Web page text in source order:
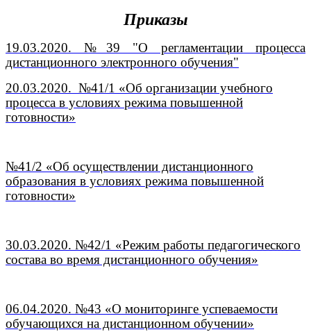
Приказы
19.03.2020. №39 "О регламентации процесса
дистанционного электронного обучения"
20.03.2020. №41/1 «Об организации учебного
процесса в условиях режима повышенной
готовности»
№41/2 «Об осуществлении дистанционного
образования в условиях режима повышенной
готовности»
30.03.2020. №42/1 «Режим работы педагогического
состава во время дистанционного обучения»
06.04.2020. №43 «О мониторинге успеваемости
обучающихся на дистанционном обучении»